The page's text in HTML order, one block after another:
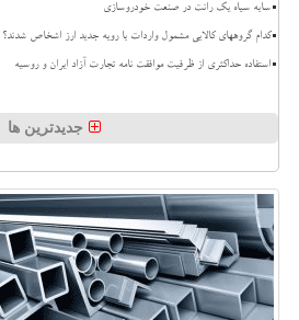
سایه سیاه یک رانت در صنعت خودروسازی
کدام گروههای کالایی مشمول واردات با رویه جدید ارز اشخاص شدند؟
استفاده حداکثری از ظرفیت موافقت نامه تجارت آزاد ایران و روسیه
جدیدترین ها